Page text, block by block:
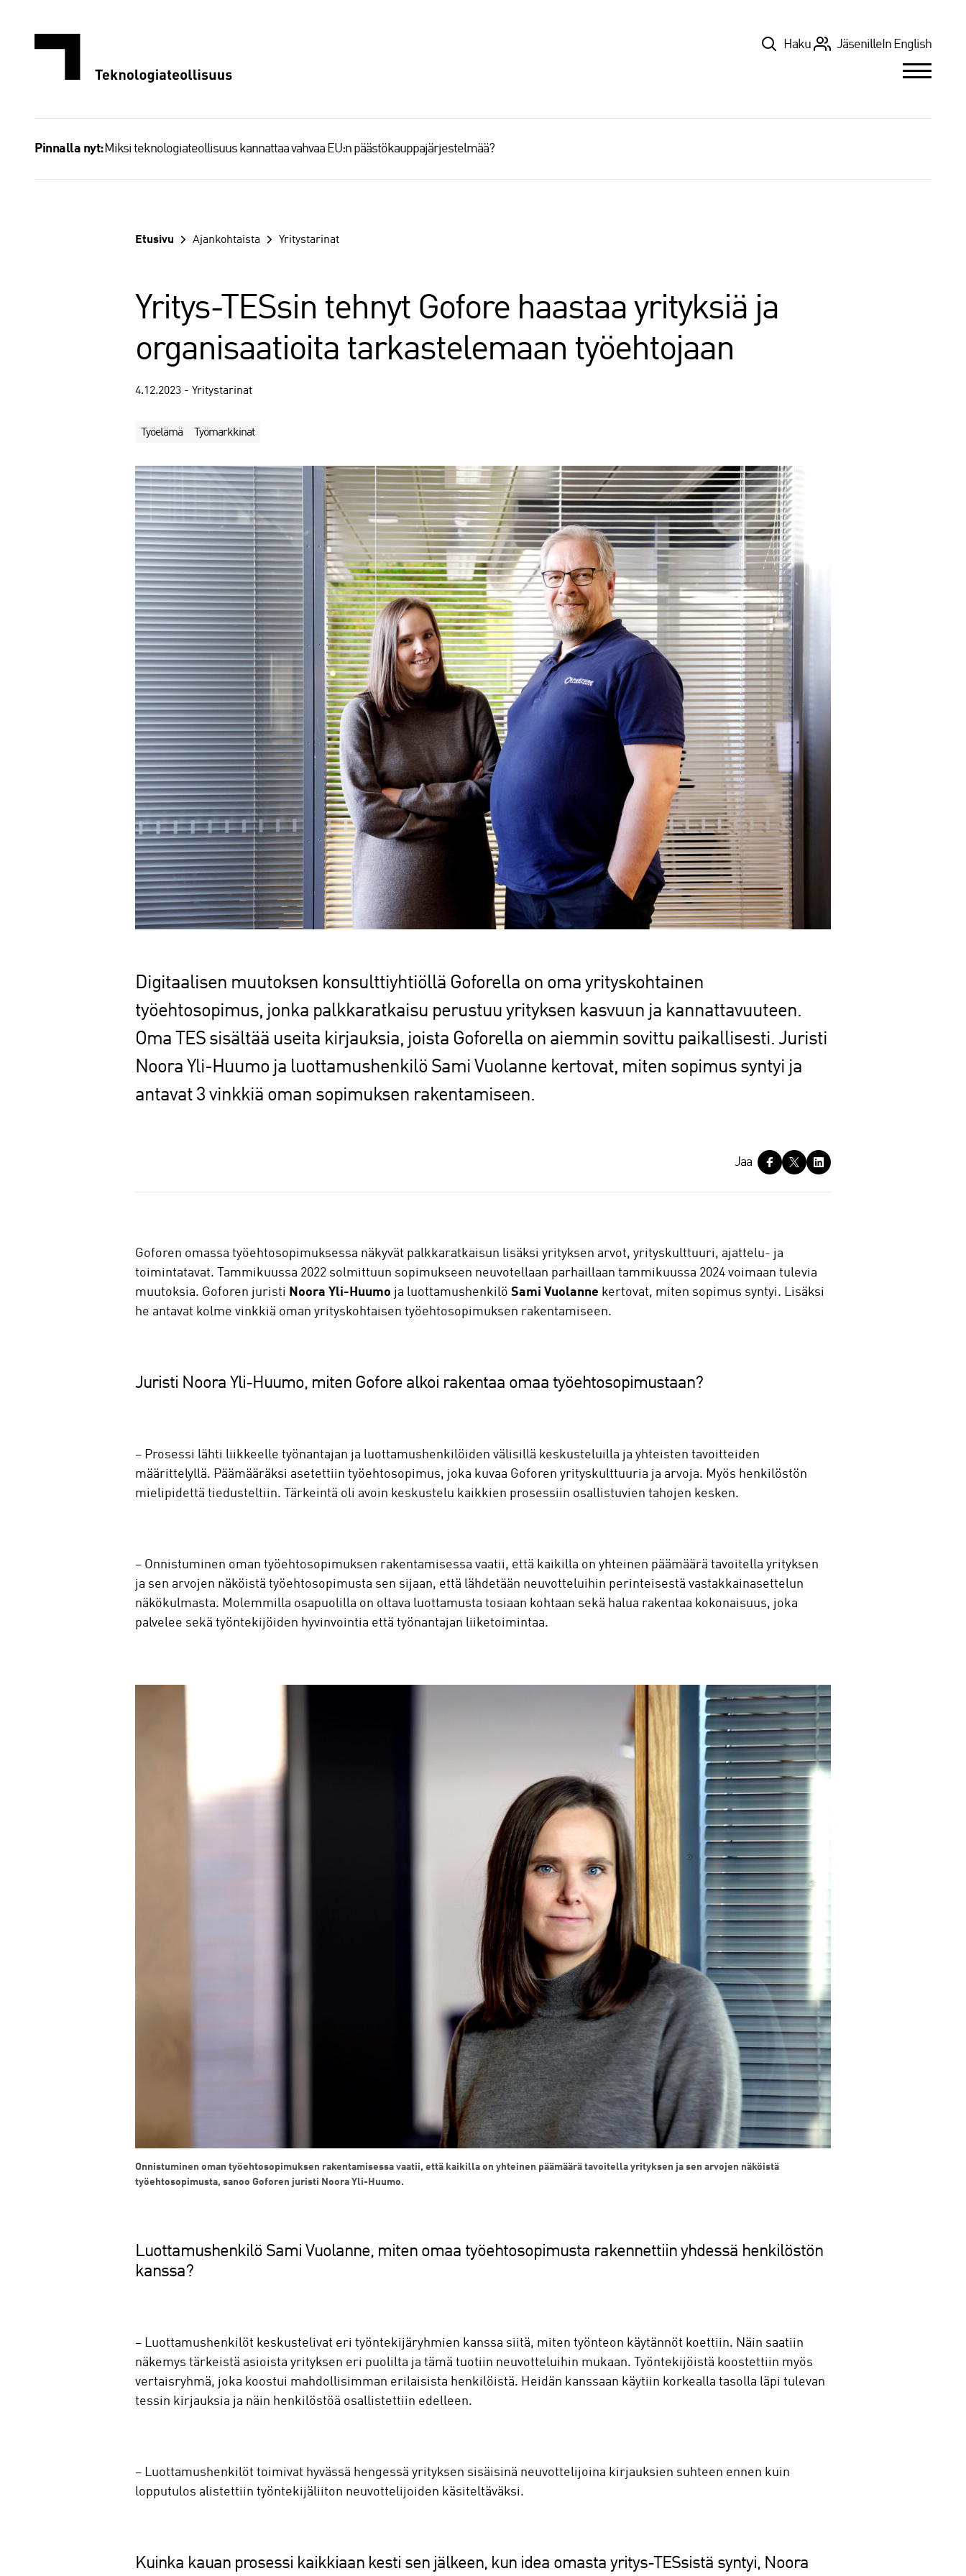
TopHaku Jäsenille In English
Pinnalla nyt: Miksi teknologiateollisuus kannattaa vahvaa EU:n päästökauppajärjestelmää?
Etusivu Ajankohtaista Yritystarinat
Yritys-TESsin tehnyt Gofore haastaa yrityksiä ja
organisaatioita tarkastelemaan työehtojaan
4.12.2023 - Yritystarinat
Työelämä Työmarkkinat
Digitaalisen muutoksen konsulttiyhtiöllä Goforella on oma yrityskohtainen
työehtosopimus, jonka palkkaratkaisu perustuu yrityksen kasvuun ja kannattavuuteen.
Oma TES sisältää useita kirjauksia, joista Goforella on aiemmin sovittu paikallisesti. Juristi
Noora Yli-Huumo ja luottamushenkilö Sami Vuolanne kertovat, miten sopimus syntyi ja
antavat 3 vinkkiä oman sopimuksen rakentamiseen.
a
Jaa
Goforen omassa työehtosopimuksessa näkyvät palkkaratkaisun lisäksi yrityksen arvot, yrityskulttuuri, ajattelu- ja
toimintatavat. Tammikuussa 2022 solmittuun sopimukseen neuvotellaan parhaillaan tammikuussa 2024 voimaan tulevia
muutoksia. Goforen juristi Noora Yli-Huumo ja luottamushenkilö Sami Vuolanne kertovat, miten sopimus syntyi. Lisäksi
he antavat kolme vinkkiä oman yrityskohtaisen työehtosopimuksen rakentamiseen.
Juristi Noora Yli-Huumo, miten Gofore alkoi rakentaa omaa työehtosopimustaan?
– Prosessi lähti liikkeelle työnantajan ja luottamushenkilöiden välisillä keskusteluilla ja yhteisten tavoitteiden
määrittelyllä. Päämääräksi asetettiin työehtosopimus, joka kuvaa Goforen yrityskulttuuria ja arvoja. Myös henkilöstön
mielipidettä tiedusteltiin. Tärkeintä oli avoin keskustelu kaikkien prosessiin osallistuvien tahojen kesken.
– Onnistuminen oman työehtosopimuksen rakentamisessa vaatii, että kaikilla on yhteinen päämäärä tavoitella yrityksen
ja sen arvojen näköistä työehtosopimusta sen sijaan, että lähdetään neuvotteluihin perinteisestä vastakkainasettelun
näkökulmasta. Molemmilla osapuolilla on oltava luottamusta tosiaan kohtaan sekä halua rakentaa kokonaisuus, joka
palvelee sekä työntekijöiden hyvinvointia että työnantajan liiketoimintaa.
Onnistuminen oman työehtosopimuksen rakentamisessa vaatii, että kaikilla on yhteinen päämäärä tavoitella yrityksen ja sen arvojen näköistä
työehtosopimusta, sanoo Goforen juristi Noora Yli-Huumo.
Luottamushenkilö Sami Vuolanne, miten omaa työehtosopimusta rakennettiin yhdessä henkilöstön
kanssa?
– Luottamushenkilöt keskustelivat eri työntekijäryhmien kanssa siitä, miten työnteon käytännöt koettiin. Näin saatiin
näkemys tärkeistä asioista yrityksen eri puolilta ja tämä tuotiin neuvotteluihin mukaan. Työntekijöistä koostettiin myös
vertaisryhmä, joka koostui mahdollisimman erilaisista henkilöistä. Heidän kanssaan käytiin korkealla tasolla läpi tulevan
tessin kirjauksia ja näin henkilöstöä osallistettiin edelleen.
– Luottamushenkilöt toimivat hyvässä hengessä yrityksen sisäisinä neuvottelijoina kirjauksien suhteen ennen kuin
lopputulos alistettiin työntekijäliiton neuvottelijoiden käsiteltäväksi.
Kuinka kauan prosessi kaikkiaan kesti sen jälkeen, kun idea omasta yritys-TESsistä syntyi, Noora